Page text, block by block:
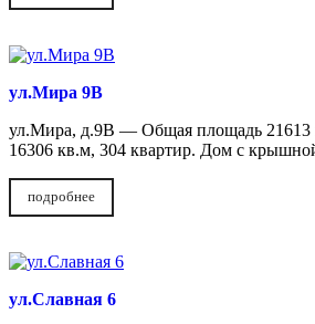
ул.Мира 9В
ул.Мира, д.9В — Общая площадь 21613
16306 кв.м, 304 квартир. Дом с
подробнее
ул.Славная 6